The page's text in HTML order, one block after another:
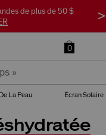
de plus de 50 $
>
0
La Peau Écran Solaire